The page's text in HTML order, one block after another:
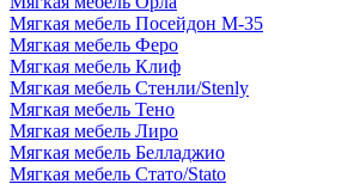
Мягкая мебель Посейдон М-35
Мягкая мебель Феро
Мягкая мебель Клиф
Мягкая мебель Стенли/Stenly
Мягкая мебель Тено
Мягкая мебель Лиро
Мягкая мебель Белладжио
Мягкая мебель Стато/Stato